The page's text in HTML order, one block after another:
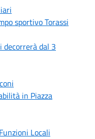
sportivo Torassi
decorrerà dal 3
in Piazza
Locali